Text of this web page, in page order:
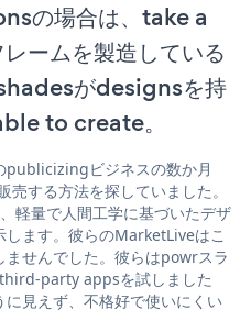
の場合は、take a
ームを製造している
がdesignsを持
to create。
publicizingビジネスの数か月
する方法を探していました。
軽量で人間工学に基づいたデザ
ます。彼らのMarketLiveはこ
せんでした。彼らはpowrスラ
party appsを試しました
見えず、不格好で使いにくい